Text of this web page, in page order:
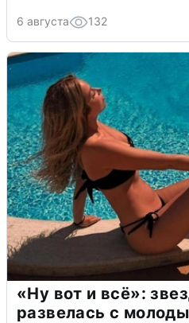
6 августа 132
«Ну вот и всё»:
развелась с